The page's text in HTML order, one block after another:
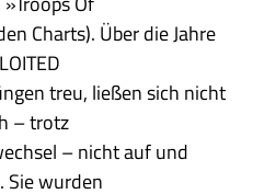
Charts). Über die Jahre
treu, ließen sich nicht
– trotz
– nicht auf und
Sie wurden